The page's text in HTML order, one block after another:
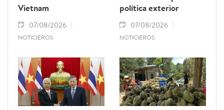
Vietnam
07/08/2026
NOTICIEROS
política exterior
07/08/2026
NOTICIEROS